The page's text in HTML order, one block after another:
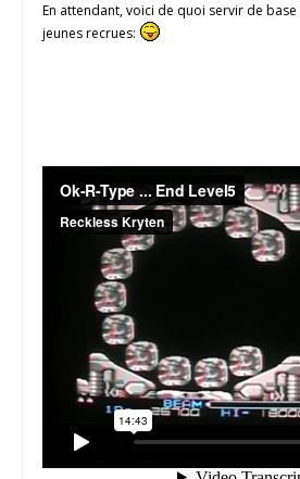
En attendant, voici de quoi servir de
jeunes recrues: